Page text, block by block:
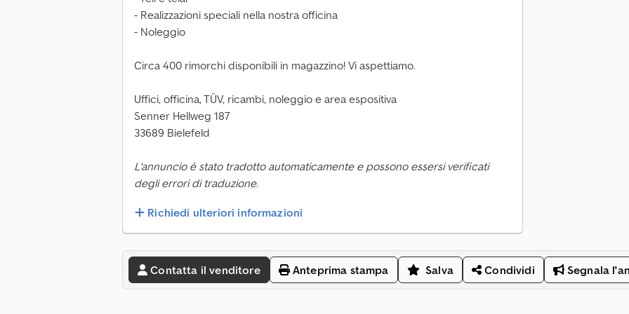
- Realizzazioni speciali nella nostra officina
- Noleggio
Circa 400 rimorchi disponibili in magazzino! Vi aspettiamo.
Uffici, officina, TÜV, ricambi, noleggio e area espositiva
Senner Hellweg 187
33689 Bielefeld
L'annuncio è stato tradotto automaticamente e possono essersi verificati
degli errori di traduzione.
Richiedi ulteriori informazioni
Contatta il venditore Anteprima stampa Salva Condividi Segnala